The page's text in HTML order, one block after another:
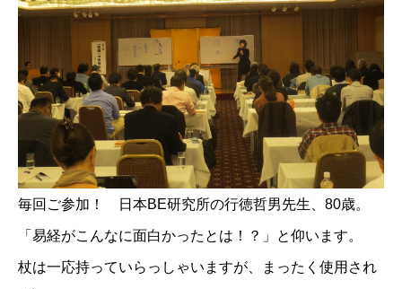
毎回ご参加！ 日本BE研究所の行徳哲男先生、80歳。
「易経がこんなに面白かったとは！？」と仰います。
杖は一応持っていらっしゃいますが、まったく使用され